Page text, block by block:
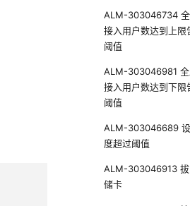
ALM-303046734
接入用户数达到上限
阈值
ALM-303046981
接入用户数达到下限
阈值
ALM-303046689
度超过阈值
ALM-303046913
储卡
©2026 Huaweicloud.com 版权
增值电信业务经营许可证：